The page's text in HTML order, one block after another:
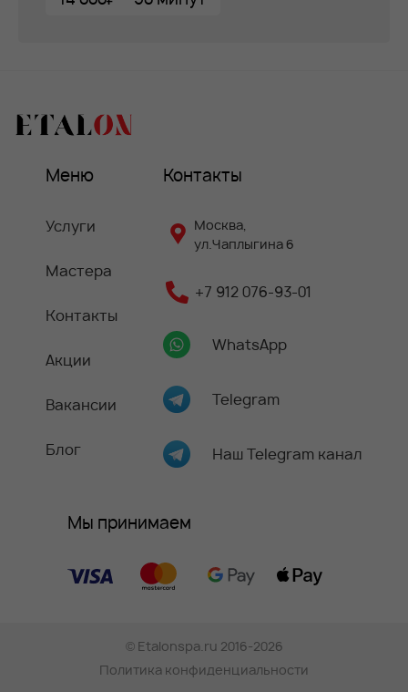
Меню
Услуги
Мастера
Контакты
Акции
Вакансии
Блог
Контакты
Москва,
ул.Чаплыгина 6
+7 912 076-93-01
WhatsApp
Telegram
Наш Telegram канал
Мы принимаем
© Etalonspa.ru 2016-2026
Политика конфиденциальности